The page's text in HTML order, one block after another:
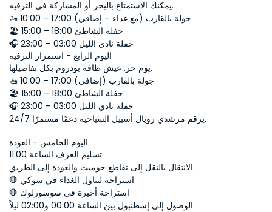
يمكنك الاستمتاع بالبحر أو المشاركة في الترفيه.
🚤 10:00 – 17:00 جولة بالقارب (مع غداء – إضافي)
🏖 15:00 – 18:00 حفلة الشاطئ
🎧 23:00 – 03:00 حفلة نادي الليل
اليوم الرابع - استمرار الترفيه
يوم حر. عيش طاقة بودروم بكل تفاصيلها.
🚤 10:00 – 17:00 جولة بالقارب (إضافي)
🏖 15:00 – 18:00 حفلة الشاطئ
🎧 23:00 – 03:00 حفلة نادي الليل
يرقم مرشدي رويال أسييل السياحية دعمًا مستمرًا 24/7.
اليوم الخامس - العودة
تسليم الغرف الساعة 11:00.
الانتقال بالنقل إلى تقاطع جومبت والعودة إلى الطريق.
🛑 استراحة لتناول الغداء في سوكي
🛑 استراحة أخيرة في سوسورلوك
الوصول إلى إسطنبول بين الساعة 00:00 و02:00 ليلاً.